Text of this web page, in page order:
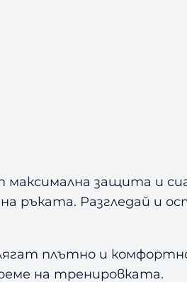
защита и
ръката. Разгледай и
плътно и
на тренировката.